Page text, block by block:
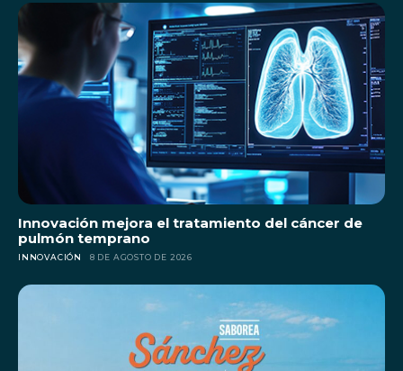
Innovación mejora el tratamiento del cáncer de
pulmón temprano
INNOVACIÓN 8 DE AGOSTO DE 2026